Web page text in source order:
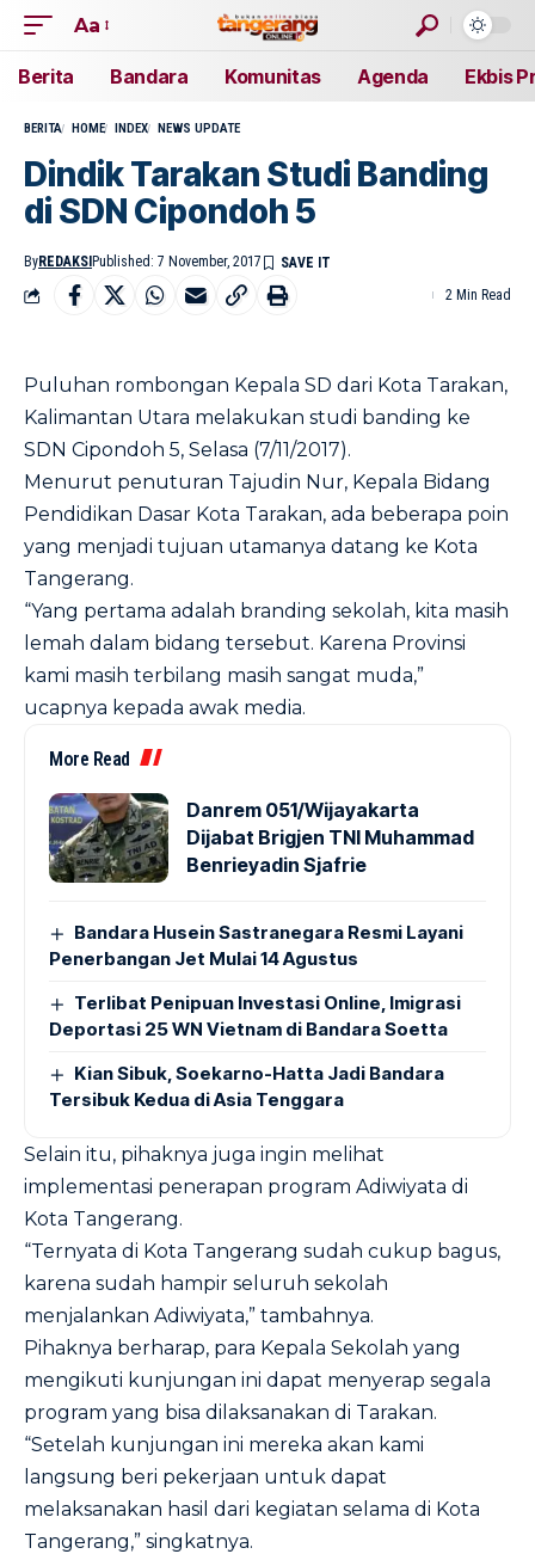
Aa
Berita Bandara Komunitas Agenda Ekbis
BERITA HOME INDEX NEWS UPDATE
Dindik Tarakan Studi Banding
di SDN Cipondoh 5
ByREDAKSI Published: 7 November, 2017
2 Min Read
Puluhan rombongan Kepala SD dari Kota Tarakan,
Kalimantan Utara melakukan studi banding ke
SDN Cipondoh 5, Selasa (7/11/2017).
Menurut penuturan Tajudin Nur, Kepala Bidang
Pendidikan Dasar Kota Tarakan, ada beberapa poin
yang menjadi tujuan utamanya datang ke Kota
Tangerang.
“Yang pertama adalah branding sekolah, kita masih
lemah dalam bidang tersebut. Karena Provinsi
kami masih terbilang masih sangat muda,”
ucapnya kepada awak media.
More Read
Danrem 051/Wijayakarta
Dijabat Brigjen TNI Muhammad
Benrieyadin Sjafrie
Bandara Husein Sastranegara Resmi Layani
Penerbangan Jet Mulai 14 Agustus
Terlibat Penipuan Investasi Online, Imigrasi
Deportasi 25 WN Vietnam di Bandara Soetta
Kian Sibuk, Soekarno-Hatta Jadi Bandara
Tersibuk Kedua di Asia Tenggara
Selain itu, pihaknya juga ingin melihat
implementasi penerapan program Adiwiyata di
Kota Tangerang.
“Ternyata di Kota Tangerang sudah cukup bagus,
karena sudah hampir seluruh sekolah
menjalankan Adiwiyata,” tambahnya.
Pihaknya berharap, para Kepala Sekolah yang
mengikuti kunjungan ini dapat menyerap segala
program yang bisa dilaksanakan di Tarakan.
“Setelah kunjungan ini mereka akan kami
langsung beri pekerjaan untuk dapat
melaksanakan hasil dari kegiatan selama di Kota
Tangerang,” singkatnya.